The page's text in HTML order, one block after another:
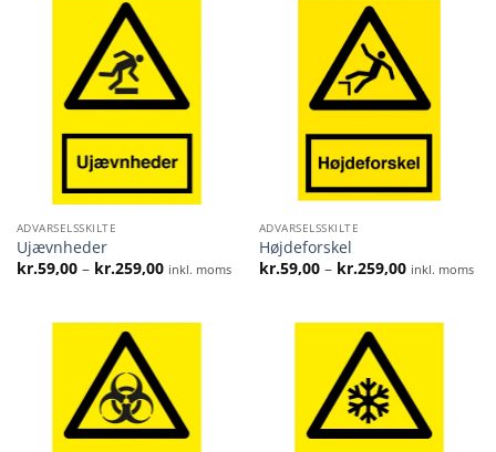
ADVARSELSSKILTE
Ujævnheder
kr.59,00 – kr.259,00Prisinterval:
kr.59,00
inkl. moms
ADVARSELSSKILTE
Højdeforskel
kr.59,00 – kr.259,00Prisinterval:
kr.59,00
inkl. moms